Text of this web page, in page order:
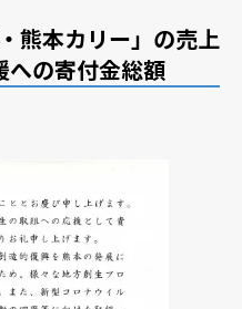
熊本カリー」の売上
への寄付金総額